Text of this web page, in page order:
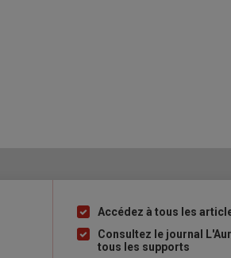
Liste
à
puce
Accédez à tous les
Consultez le journal
tous les supports